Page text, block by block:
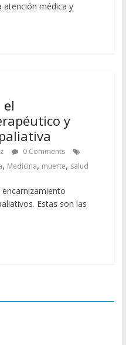
atención médica y
el
y
0 Comments
, Medicina, muerte, salud
Estas son las